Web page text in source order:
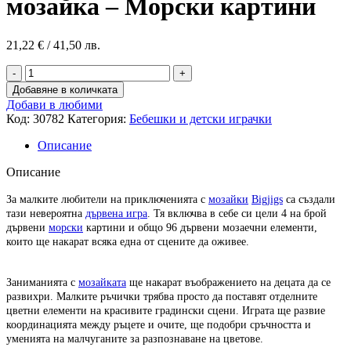
мозайка – Морски картини
21,22 € / 41,50 лв.
Добавяне в количката
Добави в любими
Код: 30782 Категория: Бебешки и детски играчки
Описание
Описание
За малките любители на приключенията с мозайки Bigjigs са създали
тази невероятна дървена игра . Тя включва в себе си цели 4 на брой
дървени морски картини и общо 96 дървени мозаечни елементи,
които ще накарат всяка една от сцените да оживее.
Заниманията с мозайката ще накарат въображението на децата да се
развихри. Малките ръчички трябва просто да поставят отделните
цветни елементи на красивите градински сцени. Играта ще развие
координацията между ръцете и очите, ще подобри сръчността и
уменията на малчуганите за разпознаване на цветове.